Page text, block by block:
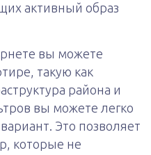
активный образ
вы можете
такую как
района и
вы можете легко
Это позволяет
которые не